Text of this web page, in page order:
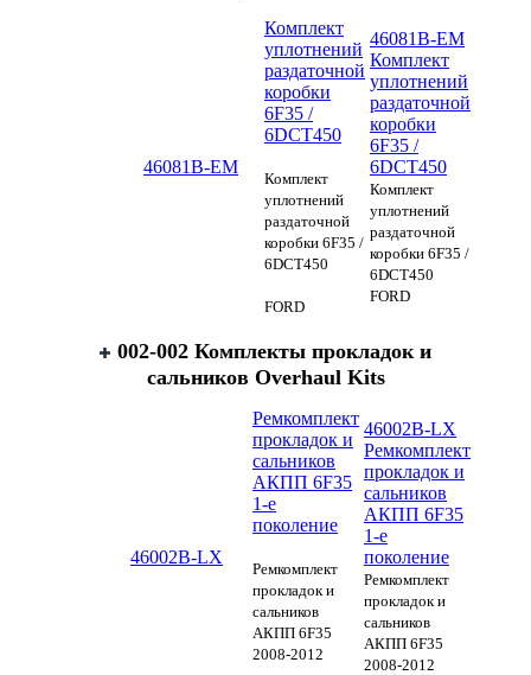
46081B-EM
Комплект
уплотнений
раздаточной
коробки
6F35 /
6DCT450
Комплект
уплотнений
раздаточной
коробки 6F35 /
6DCT450
FORD
46081B-EM
Комплект
уплотнений
раздаточной
коробки
6F35 /
6DCT450
Комплект
уплотнений
раздаточной
коробки 6F35 /
6DCT450
FORD
002-002 Комплекты прокладок и
сальников Overhaul Kits
46002B-LX
Ремкомплект
прокладок и
сальников
АКПП 6F35
1-е
поколение
Ремкомплект
прокладок и
сальников
АКПП 6F35
2008-2012
46002B-LX
Ремкомплект
прокладок и
сальников
АКПП 6F35
1-е
поколение
Ремкомплект
прокладок и
сальников
АКПП 6F35
2008-2012